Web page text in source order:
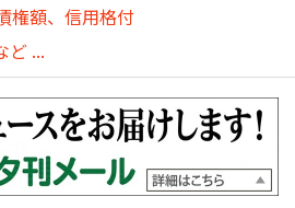
権額、信用格付
ど ...